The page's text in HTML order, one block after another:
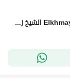
شقة للإيجار بالتكيفات أول سكن كمباوند الخمائل Elkhmayel الشيخ زايد Zayed